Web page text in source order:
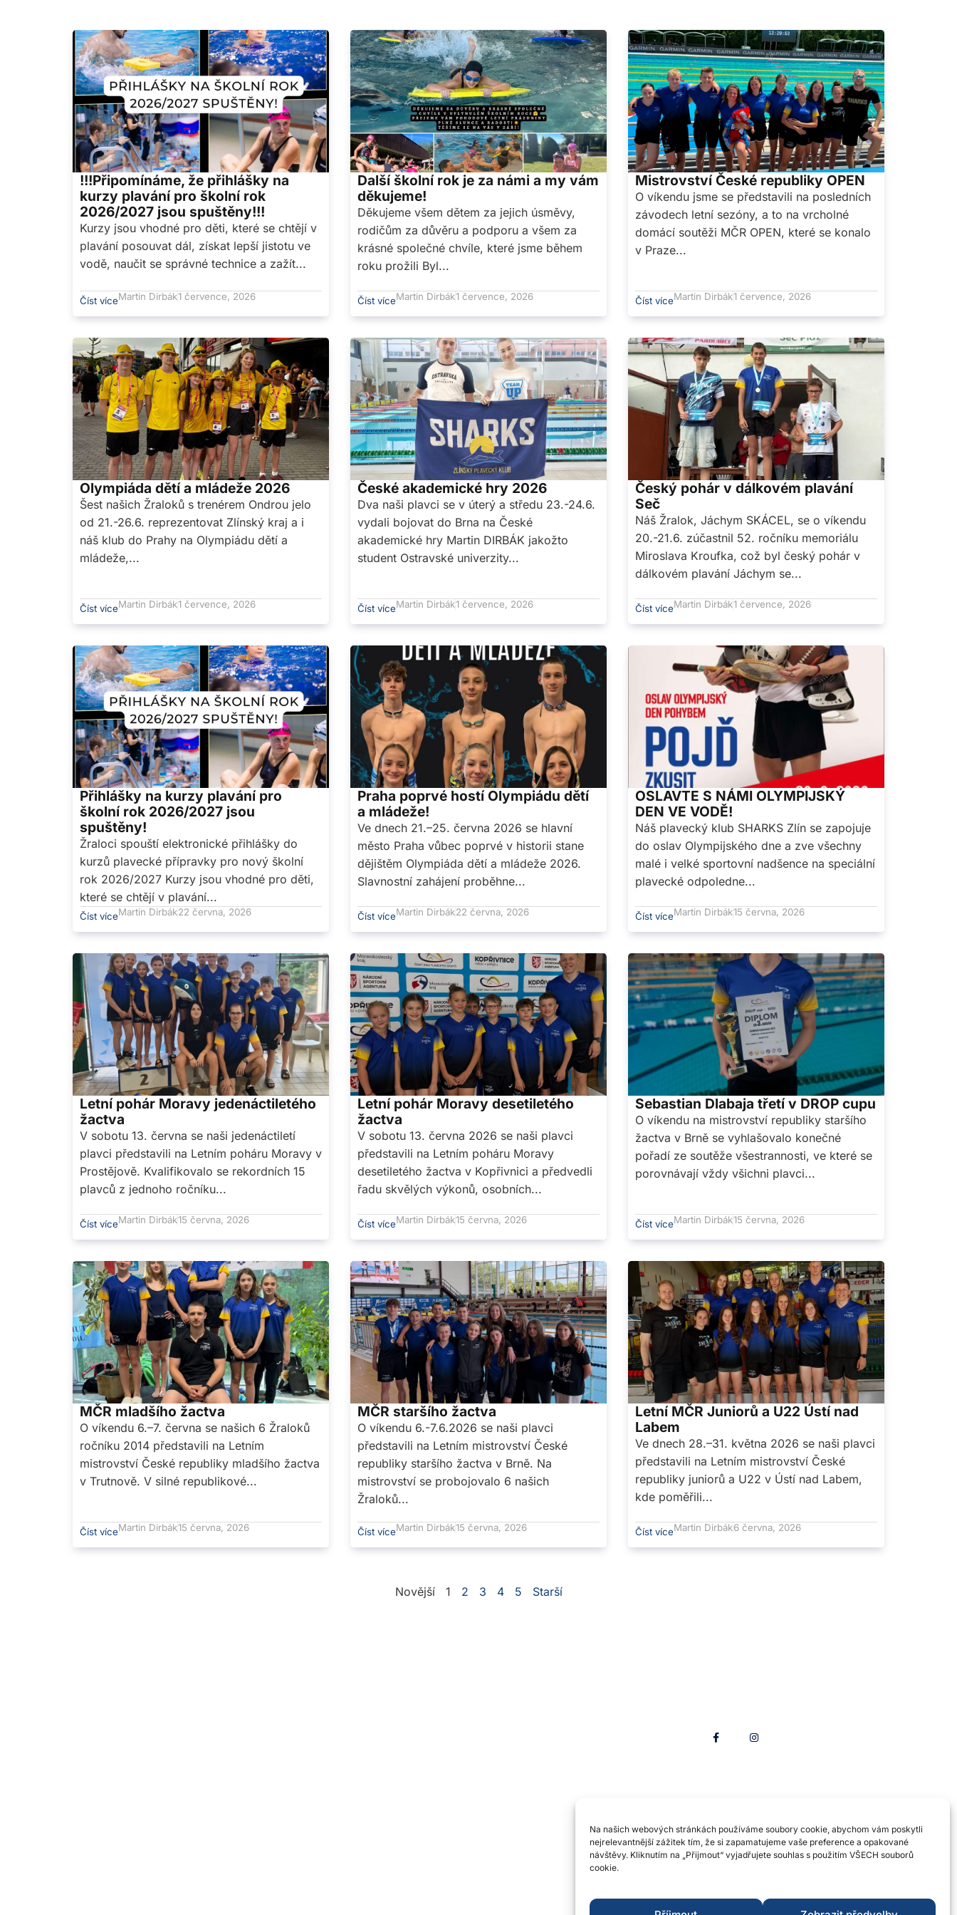
Na našich webových stránkách používáme soubory cookie, abychom vám poskytli
nejrelevantnější zážitek tím, že si zapamatujeme vaše preference a opakované
návštěvy. Kliknutím na „Přijmout“ vyjadřujete souhlas s použitím VŠECH souborů
cookie.
!!!Připomínáme, že přihlášky na
kurzy plavání pro školní rok
2026/2027 jsou spuštěny!!!
Kurzy jsou vhodné pro děti, které se chtějí v
plavání posouvat dál, získat lepší jistotu ve
vodě, naučit se správné technice a zažít...
Číst víceMartin Dirbák1 července, 2026
Další školní rok je za námi a my vám
děkujeme!
Děkujeme všem dětem za jejich úsměvy,
rodičům za důvěru a podporu a všem za
krásné společné chvíle, které jsme během
roku prožili Byl...
Číst víceMartin Dirbák1 července, 2026
Mistrovství České republiky OPEN
O víkendu jsme se představili na posledních
závodech letní sezóny, a to na vrcholné
domácí soutěži MČR OPEN, které se konalo
v Praze...
Číst víceMartin Dirbák1 července, 2026
Olympiáda dětí a mládeže 2026
Šest našich Žraloků s trenérem Ondrou jelo
od 21.-26.6. reprezentovat Zlínský kraj a i
náš klub do Prahy na Olympiádu dětí a
mládeže,...
Číst víceMartin Dirbák1 července, 2026
České akademické hry 2026
Dva naši plavci se v úterý a středu 23.-24.6.
vydali bojovat do Brna na České
akademické hry Martin DIRBÁK jakožto
student Ostravské univerzity...
Číst víceMartin Dirbák1 července, 2026
Český pohár v dálkovém plavání
Seč
Náš Žralok, Jáchym SKÁCEL, se o víkendu
20.-21.6. zúčastnil 52. ročníku memoriálu
Miroslava Kroufka, což byl český pohár v
dálkovém plavání Jáchym se...
Číst víceMartin Dirbák1 července, 2026
Přihlášky na kurzy plavání pro
školní rok 2026/2027 jsou
spuštěny!
Žraloci spouští elektronické přihlášky do
kurzů plavecké přípravky pro nový školní
rok 2026/2027 Kurzy jsou vhodné pro děti,
které se chtějí v plavání...
Číst víceMartin Dirbák22 června, 2026
Praha poprvé hostí Olympiádu dětí
a mládeže!
Ve dnech 21.–25. června 2026 se hlavní
město Praha vůbec poprvé v historii stane
dějištěm Olympiáda dětí a mládeže 2026.
Slavnostní zahájení proběhne...
Číst víceMartin Dirbák22 června, 2026
OSLAVTE S NÁMI OLYMPIJSKÝ
DEN VE VODĚ!
Náš plavecký klub SHARKS Zlín se zapojuje
do oslav Olympijského dne a zve všechny
malé i velké sportovní nadšence na speciální
plavecké odpoledne...
Číst víceMartin Dirbák15 června, 2026
Letní pohár Moravy jedenáctiletého
žactva
V sobotu 13. června se naši jedenáctiletí
plavci představili na Letním poháru Moravy v
Prostějově. Kvalifikovalo se rekordních 15
plavců z jednoho ročníku...
Číst víceMartin Dirbák15 června, 2026
Letní pohár Moravy desetiletého
žactva
V sobotu 13. června 2026 se naši plavci
představili na Letním poháru Moravy
desetiletého žactva v Kopřivnici a předvedli
řadu skvělých výkonů, osobních...
Číst víceMartin Dirbák15 června, 2026
Sebastian Dlabaja třetí v DROP cupu
O víkendu na mistrovství republiky staršího
žactva v Brně se vyhlašovalo konečné
pořadí ze soutěže všestrannosti, ve které se
porovnávají vždy všichni plavci...
Číst víceMartin Dirbák15 června, 2026
MČR mladšího žactva
O víkendu 6.–7. června se našich 6 Žraloků
ročníku 2014 představili na Letním
mistrovství České republiky mladšího žactva
v Trutnově. V silné republikové...
Číst víceMartin Dirbák15 června, 2026
MČR staršího žactva
O víkendu 6.-7.6.2026 se naši plavci
představili na Letním mistrovství České
republiky staršího žactva v Brně. Na
mistrovství se probojovalo 6 našich
Žraloků...
Číst víceMartin Dirbák15 června, 2026
Letní MČR Juniorů a U22 Ústí nad
Labem
Ve dnech 28.–31. května 2026 se naši plavci
představili na Letním mistrovství České
republiky juniorů a U22 v Ústí nad Labem,
kde poměřili...
Číst víceMartin Dirbák6 června, 2026
Novější 1 2 3 4 5 Starší